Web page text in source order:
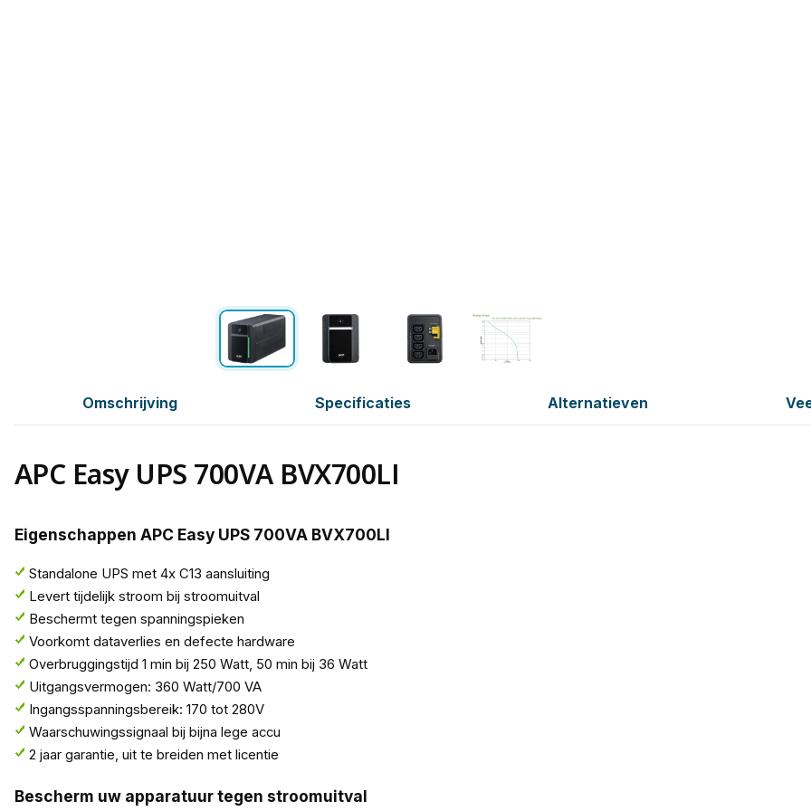
Omschrijving Specificaties Alternatieven
APC Easy UPS 700VA BVX700LI
Eigenschappen APC Easy UPS 700VA BVX700LI
Standalone UPS met 4x C13 aansluiting
Levert tijdelijk stroom bij stroomuitval
Beschermt tegen spanningspieken
Voorkomt dataverlies en defecte hardware
Overbruggingstijd 1 min bij 250 Watt, 50 min bij 36 Watt
Uitgangsvermogen: 360 Watt/700 VA
Ingangsspanningsbereik: 170 tot 280V
Waarschuwingssignaal bij bijna lege accu
2 jaar garantie, uit te breiden met licentie
Bescherm uw apparatuur tegen stroomuitval